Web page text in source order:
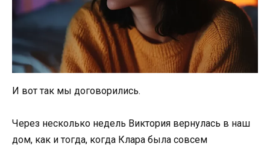
И вот так мы договорились.
Через несколько недель Виктория вернулась в наш
дом, как и тогда, когда Клара была совсем